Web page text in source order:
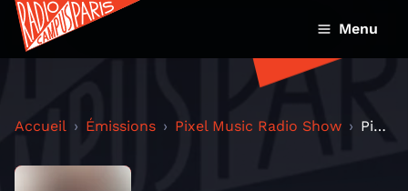
Menu
Accueil Émissions Pixel Music Radio Show Pixel Music Radio Show #12 - Metal Gear Solid | Pa...